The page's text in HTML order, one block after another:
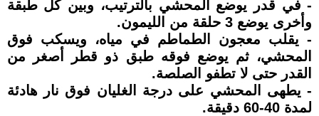
- في قدر يوضع المحشي بالترتيب، وبين كل طبقة
وأخرى يوضع 3 حلقة من الليمون.
- يقلب معجون الطماطم في مياه، ويسكب فوق
المحشي، ثم يوضع فوقه طبق ذو قطر أصغر من
القدر حتى لا تطفو الصلصة.
- يطهى المحشي على درجة الغليان فوق نار هادئة
لمدة 40-60 دقيقة.